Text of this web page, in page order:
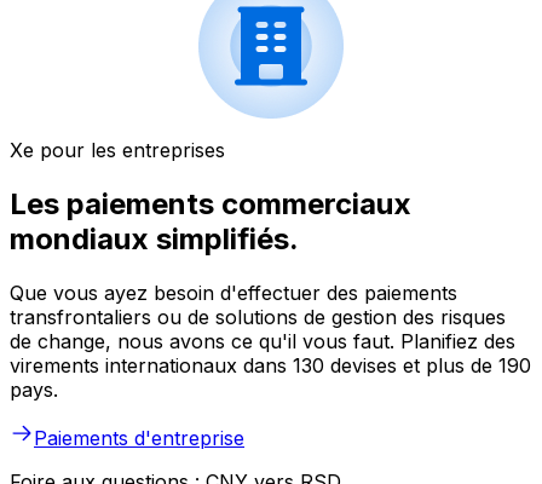
Xe pour les entreprises
Les paiements commerciaux
mondiaux simplifiés.
Que vous ayez besoin d'effectuer des paiements
transfrontaliers ou de solutions de gestion des risques
de change, nous avons ce qu'il vous faut. Planifiez des
virements internationaux dans 130 devises et plus de 190
pays.
Paiements d'entreprise